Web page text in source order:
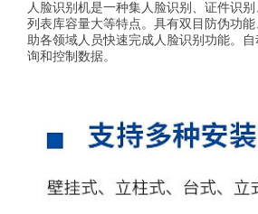
人脸识别机是一种集人脸识别、证件识
列表库容量大等特点。具有双目防伪功
助各领域人员快速完成人脸识别功能。
询和控制数据。